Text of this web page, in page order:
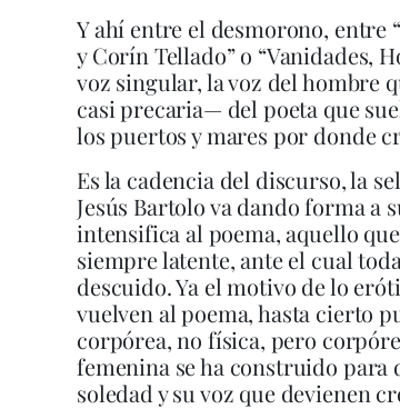
Y ahí entre el desmorono, entre
y Corín Tellado” o “Vanidades,
voz singular, la voz del hombre
casi precaria— del poeta que
los puertos y mares por donde
Es la cadencia del discurso, la
Jesús Bartolo va dando forma a
intensifica al poema, aquello
siempre latente, ante el cual
descuido. Ya el motivo de lo
vuelven al poema, hasta cierto
corpórea, no física, pero
femenina se ha construido para
soledad y su voz que devienen